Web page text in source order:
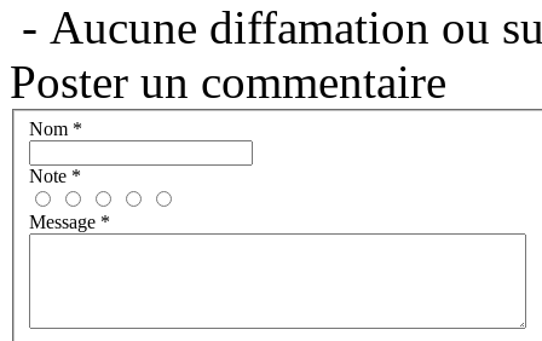
- Aucune diffamation ou
Poster un commentaire
Nom *
Note *
Message *